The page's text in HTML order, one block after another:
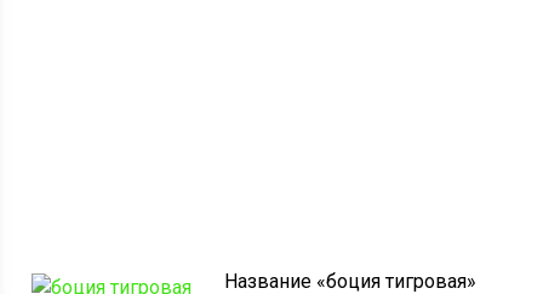
Название «боция тигровая»